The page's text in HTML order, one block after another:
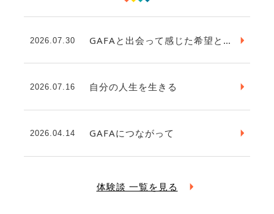
2026.07.30 GAFAと出会って感じた希望と変化
2026.07.16 自分の人生を生きる
2026.04.14 GAFAにつながって
体験談 一覧を見る